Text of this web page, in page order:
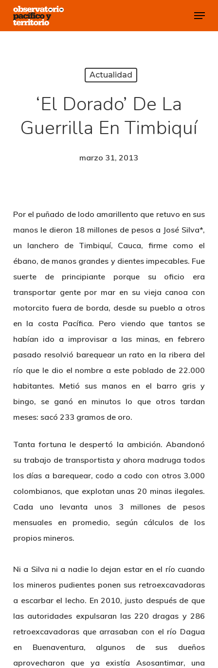
Skip
Menu
Actualidad
‘El Dorado’ De La
Guerrilla En Timbiquí
marzo 31, 2013
Por el puñado de lodo amarillento que retuvo en sus
manos le dieron 18 millones de pesos a José Silva*,
un lanchero de Timbiquí, Cauca, firme como el
ébano, de manos grandes y dientes impecables. Fue
suerte de principiante porque su oficio era
transportar gente por mar en su vieja canoa con
motorcito fuera de borda, desde su pueblo a otros
en la costa Pacífica. Pero viendo que tantos se
habían ido a improvisar a las minas, en febrero
pasado resolvió barequear un rato en la ribera del
río que le dio el nombre a este poblado de 22.000
habitantes. Metió sus manos en el barro gris y
bingo, se ganó en minutos lo que otros tardan
meses: sacó 233 gramos de oro.
Tanta fortuna le despertó la ambición. Abandonó
su trabajo de transportista y ahora madruga todos
los días a barequear, codo a codo con otros 3.000
colombianos, que explotan unas 20 minas ilegales.
Cada uno levanta unos 3 millones de pesos
mensuales en promedio, según cálculos de los
propios mineros.
Ni a Silva ni a nadie lo dejan estar en el río cuando
los mineros pudientes ponen sus retroexcavadoras
a escarbar el lecho. En 2010, justo después de que
las autoridades expulsaran las 220 dragas y 286
retroexcavadoras que arrasaban con el río Dagua
en Buenaventura, algunos de sus dueños
aprovecharon que ya existía Asosantimar, una
Close